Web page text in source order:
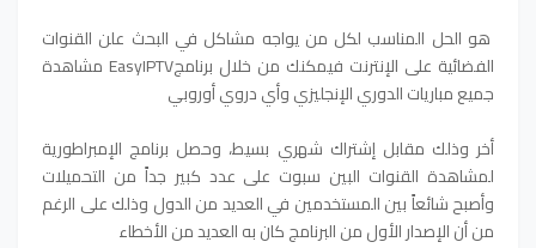
هو الحل المناسب لكل من يواجه مشاكل في البحث علن القنوات
الفضائية على الإنترنت فيمكنك من خلال برنامجEasyIPTV مشاهدة
جميع مباريات الدوري الإنجليزي وأي دروي أوروبي
أخر وذلك مقابل إشتراك شهري بسيط، وحصل برنامج الإمبراطورية
لمشاهدة القنوات البين سبوت على عدد كبير جداً من التحميلات
وأصبح شائعاً بين المستخدمين في العديد من الدول وذلك على الرغم
من أن الإصدار الأول من البرنامج كان به العديد من الأخطاء